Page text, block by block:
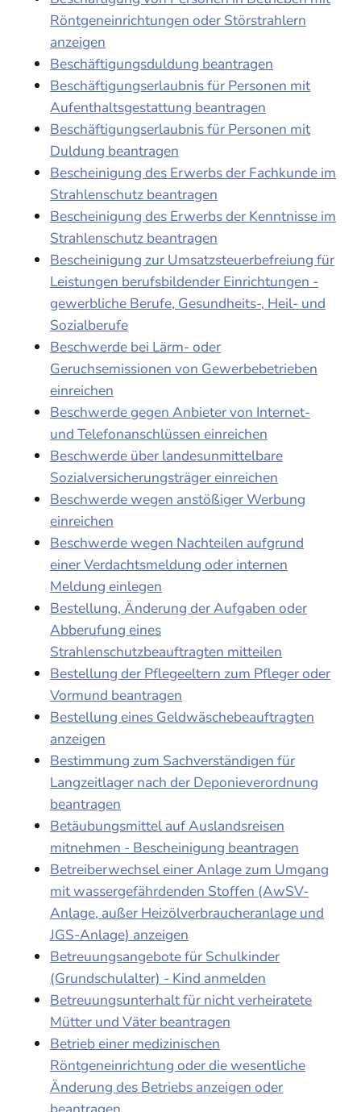
Röntgeneinrichtungen oder Störstrahlern
anzeigen
Beschäftigungsduldung beantragen
Beschäftigungserlaubnis für Personen mit
Aufenthaltsgestattung beantragen
Beschäftigungserlaubnis für Personen mit
Duldung beantragen
Bescheinigung des Erwerbs der Fachkunde im
Strahlenschutz beantragen
Bescheinigung des Erwerbs der Kenntnisse im
Strahlenschutz beantragen
Bescheinigung zur Umsatzsteuerbefreiung für
Leistungen berufsbildender Einrichtungen -
gewerbliche Berufe, Gesundheits-, Heil- und
Sozialberufe
Beschwerde bei Lärm- oder
Geruchsemissionen von Gewerbebetrieben
einreichen
Beschwerde gegen Anbieter von Internet-
und Telefonanschlüssen einreichen
Beschwerde über landesunmittelbare
Sozialversicherungsträger einreichen
Beschwerde wegen anstößiger Werbung
einreichen
Beschwerde wegen Nachteilen aufgrund
einer Verdachtsmeldung oder internen
Meldung einlegen
Bestellung, Änderung der Aufgaben oder
Abberufung eines
Strahlenschutzbeauftragten mitteilen
Bestellung der Pflegeeltern zum Pfleger oder
Vormund beantragen
Bestellung eines Geldwäschebeauftragten
anzeigen
Bestimmung zum Sachverständigen für
Langzeitlager nach der Deponieverordnung
beantragen
Betäubungsmittel auf Auslandsreisen
mitnehmen - Bescheinigung beantragen
Betreiberwechsel einer Anlage zum Umgang
mit wassergefährdenden Stoffen (AwSV-
Anlage, außer Heizölverbraucheranlage und
JGS-Anlage) anzeigen
Betreuungsangebote für Schulkinder
(Grundschulalter) - Kind anmelden
Betreuungsunterhalt für nicht verheiratete
Mütter und Väter beantragen
Betrieb einer medizinischen
Röntgeneinrichtung oder die wesentliche
Änderung des Betriebs anzeigen oder